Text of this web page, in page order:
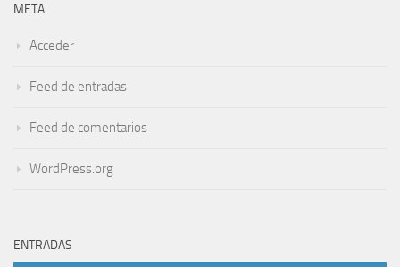
META
Acceder
Feed de entradas
Feed de comentarios
WordPress.org
ENTRADAS